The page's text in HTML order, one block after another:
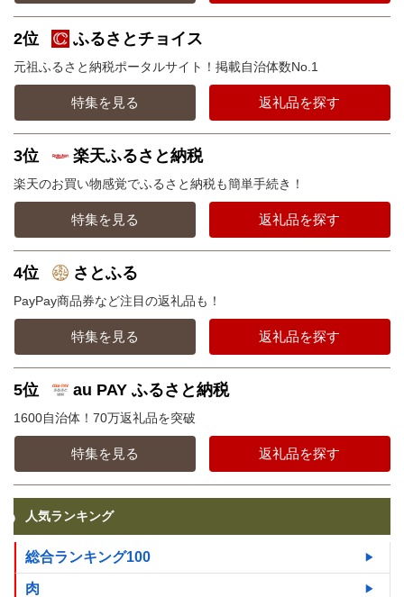
2位 ふるさとチョイス
元祖ふるさと納税ポータルサイト！掲載自治体数No.1
特集を見る 返礼品を探す
3位 楽天ふるさと納税
楽天のお買い物感覚でふるさと納税も簡単手続き！
特集を見る 返礼品を探す
4位 さとふる
PayPay商品券など注目の返礼品も！
特集を見る 返礼品を探す
5位 au PAY ふるさと納税
1600自治体！70万返礼品を突破
特集を見る 返礼品を探す
人気ランキング
総合ランキング100
肉